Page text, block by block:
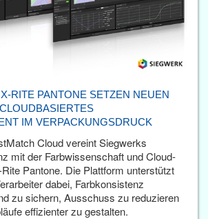
RITE PANTONE SETZEN NEUEN
F
IM VERPACKUNGSDRUCK
Cloud vereint Siegwerks
mit der Farbwissenschaft und Cloud-
Pantone. Die Plattform unterstützt
dabei, Farbkonsistenz
zu sichern, Ausschuss zu reduzieren
effizienter zu gestalten.